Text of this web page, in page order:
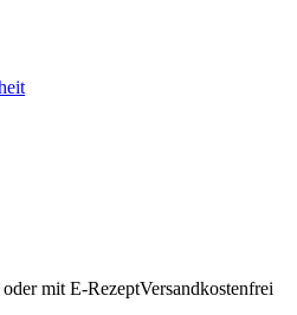
mit E-RezeptVersandkostenfrei